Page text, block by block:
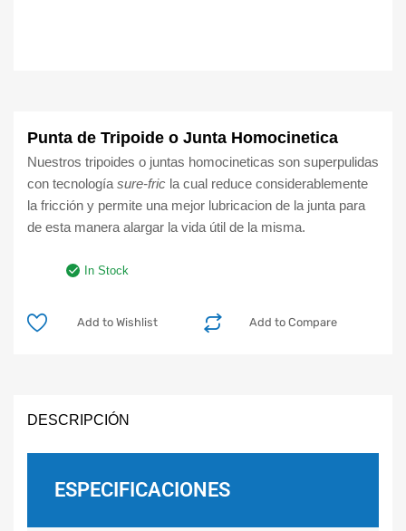
Punta de Tripoide o Junta Homocinetica
Nuestros tripoides o juntas homocineticas son superpulidas
con tecnologíasure-fric la cual reduce considerablemente
la fricción y permite una mejor lubricacion de la junta para
de esta manera alargar la vida útil de la misma.
In Stock
Add to Compare
Add to Wishlist
DESCRIPCIÓN
ESPECIFICACIONES